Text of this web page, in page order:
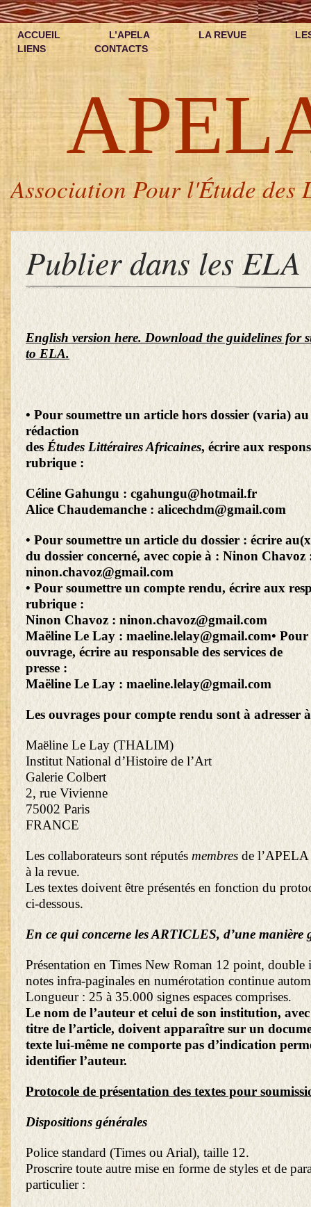
ACCUEIL L’APELA LA REVUE
LIENS
CONTACTS
Association Pour l'Étude des
Publier dans les ELA
English version here. Download the guidelines for
to ELA.
• Pour soumettre un article hors dossier (varia)
rédaction
des Études Littéraires Africaines, écrire aux
rubrique :
Céline Gahungu : cgahungu@hotmail.fr
Alice Chaudemanche : alicechdm@gmail.com
• Pour soumettre un article du dossier : écrire
du dossier concerné, avec copie à : Ninon Chavoz
ninon.chavoz@gmail.com
• Pour soumettre un compte rendu, écrire aux
rubrique :
Ninon Chavoz : ninon.chavoz@gmail.com
Maëline Le Lay : maeline.lelay@gmail.com•
ouvrage, écrire au responsable des services de
presse :
Maëline Le Lay : maeline.lelay@gmail.com
Les ouvrages pour compte rendu sont à adresser
Maëline Le Lay (THALIM)
Institut National d’Histoire de l’Art
Galerie Colbert
2, rue Vivienne
75002 Paris
FRANCE
Les collaborateurs sont réputés membres de l’APELA
à la revue.
Les textes doivent être présentés en fonction du
ci-dessous.
En ce qui concerne les ARTICLES, d’une manière
Présentation en Times New Roman 12 point, double
notes infra-paginales en numérotation continue
Longueur : 25 à 35.000 signes espaces comprises.
Le nom de l’auteur et celui de son institution,
titre de l’article, doivent apparaître sur un
texte lui-même ne comporte pas d’indication
identifier l’auteur.
Protocole de présentation des textes pour
Dispositions générales
Police standard (Times ou Arial), taille 12.
Proscrire toute autre mise en forme de styles et de
particulier :